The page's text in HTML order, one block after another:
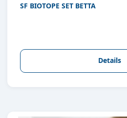
SF BIOTOPE SET BETTA
Details